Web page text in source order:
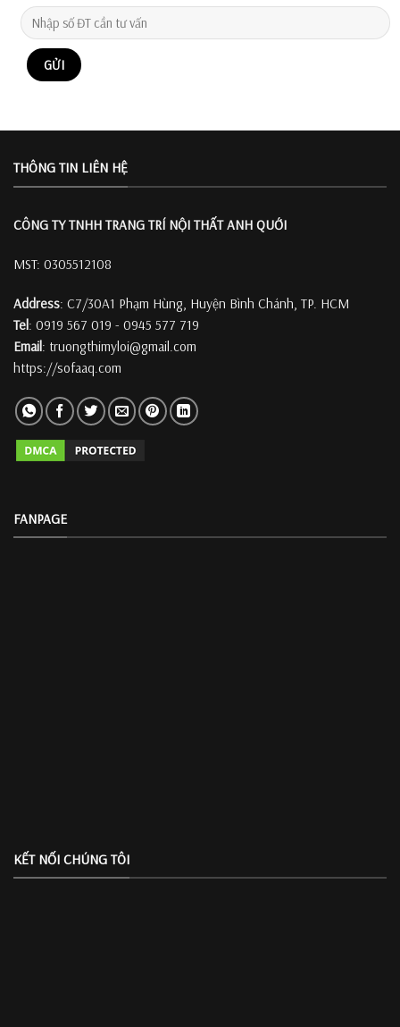
THÔNG TIN LIÊN HỆ
CÔNG TY TNHH TRANG TRÍ NỘI THẤT ANH QUỚI
MST: 0305512108
Address: C7/30A1 Phạm Hùng, Huyện Bình Chánh, TP. HCM
Tel : 0919 567 019 - 0945 577 719
Email : truongthimyloi@gmail.com
https://sofaaq.com
FANPAGE
KẾT NỐI CHÚNG TÔI